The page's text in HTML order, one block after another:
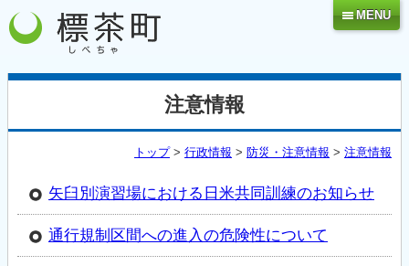
MENU
注意情報
トップ> 行政情報 > 防災・注意情報 > 注意情報
矢臼別演習­場における­日米共同訓練のお知らせ
通行規制区間への進入の危険性について